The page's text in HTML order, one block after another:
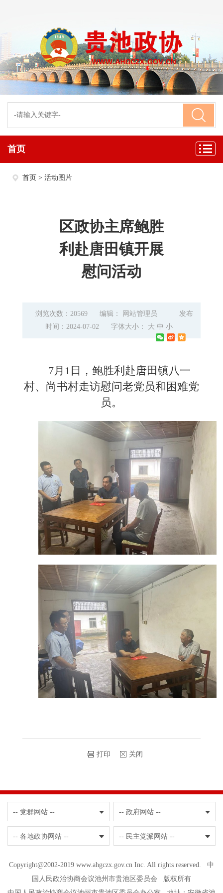
首页
首页 > 活动图片
区政协主席鲍胜
利赴唐田镇开展
慰问活动
浏览次数：20569 编辑： 网站管理员
发布
时间：2024-07-02
字体大小： 大 中 小
7月1日，鲍胜利赴唐田镇八一
村、尚书村走访慰问老党员和困难党
员。
打印 关闭
-- 党群网站 -- -- 政府网站 --
-- 各地政协网站 -- -- 民主党派网站 --
Copyright@2002-2019 www.ahgczx.gov.cn Inc. All rights reserved. 中
国人民政治协商会议池州市贵池区委员会 版权所有